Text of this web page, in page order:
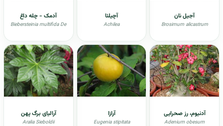
آجیل نان
Brosimum alicastrum
آچیلئا
Achilea
آدمک - چله داغ
Biebersteinia multifida De
آدنیوم، رز صحرایی
Adenium obesum
آرازا
Eugenia stipitata
آرالیای برگ پهن
Aralia Sieboldii